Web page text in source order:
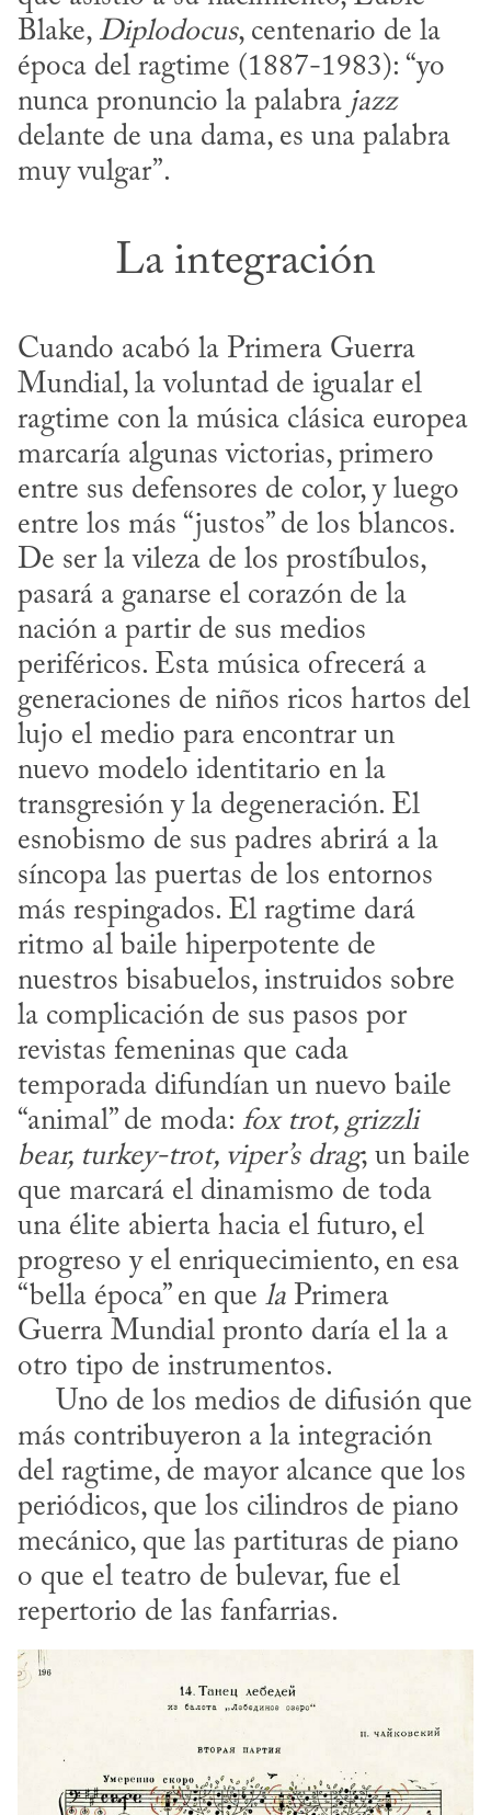
Blake, Diplodocus, centenario de la
época del ragtime (1887-1983): “yo
nunca pronuncio la palabra jazz
delante de una dama, es una palabra
muy vulgar”.
La integración
Cuando acabó la Primera Guerra
Mundial, la voluntad de igualar el
ragtime con la música clásica europea
marcaría algunas victorias, primero
entre sus defensores de color, y luego
entre los más “justos” de los blancos.
De ser la vileza de los prostíbulos,
pasará a ganarse el corazón de la
nación a partir de sus medios
periféricos. Esta música ofrecerá a
generaciones de niños ricos hartos del
lujo el medio para encontrar un
nuevo modelo identitario en la
transgresión y la degeneración. El
esnobismo de sus padres abrirá a la
síncopa las puertas de los entornos
más respingados. El ragtime dará
ritmo al baile hiperpotente de
nuestros bisabuelos, instruidos sobre
la complicación de sus pasos por
revistas femeninas que cada
temporada difundían un nuevo baile
“animal” de moda: fox trot, grizzli
bear, turkey-trot, viper’s drag; un baile
que marcará el dinamismo de toda
una élite abierta hacia el futuro, el
progreso y el enriquecimiento, en esa
“bella época” en que la Primera
Guerra Mundial pronto daría el la a
otro tipo de instrumentos.
más contribuyeron a la integración
del ragtime, de mayor alcance que los
periódicos, que los cilindros de piano
mecánico, que las partituras de piano
o que el teatro de bulevar, fue el
repertorio de las fanfarrias.